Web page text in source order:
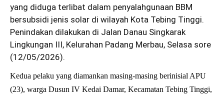
yang diduga terlibat dalam penyalahgunaan BBM
bersubsidi jenis solar di wilayah Kota Tebing Tinggi.
Penindakan dilakukan di Jalan Danau Singkarak
Lingkungan III, Kelurahan Padang Merbau, Selasa sore
(12/05/2026).
Kedua pelaku yang diamankan masing-masing berinisial APU
(23), warga Dusun IV Kedai Damar, Kecamatan Tebing Tinggi,